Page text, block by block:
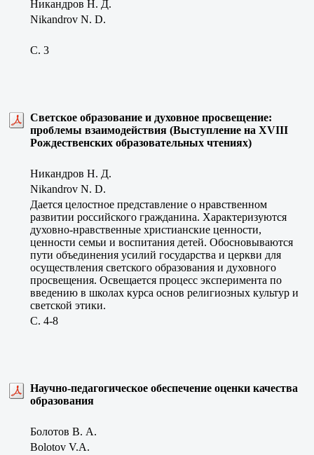
Никандров Н. Д.
Nikandrov N. D.
C. 3
Светское образование и духовное просвещение:
проблемы взаимодействия (Выступление на XVIII
Рождественских образовательных чтениях)
Никандров Н. Д.
Nikandrov N. D.
Дается целостное представление о нравственном
развитии российского гражданина. Характеризуются
духовно-нравственные христианские ценности,
ценности семьи и воспитания детей. Обосновываются
пути объединения усилий государства и церкви для
осуществления светского образования и духовного
просвещения. Освещается процесс эксперимента по
введению в школах курса основ религиозных культур и
светской этики.
C. 4-8
Научно-педагогическое обеспечение оценки качества
образования
Болотов В. А.
Bolotov V.A.